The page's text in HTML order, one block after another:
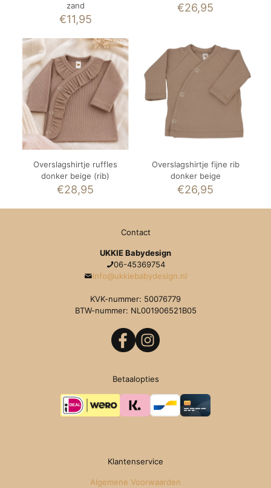
zand
€11,95
€26,95
Overslagshirtje ruffles
donker beige (rib)
€28,95
Overslagshirtje fijne rib
donker beige
€26,95
Contact
UKKIE Babydesign
06-45369754
info@ukkiebabydesign.nl
KVK-nummer: 50076779
BTW-nummer: NL001906521B05
Betaalopties
Klantenservice
Algemene Voorwaarden